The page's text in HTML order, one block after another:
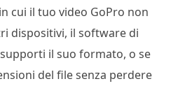
cui il tuo video GoPro non
dispositivi, il software di
il suo formato, o se
del file senza perdere